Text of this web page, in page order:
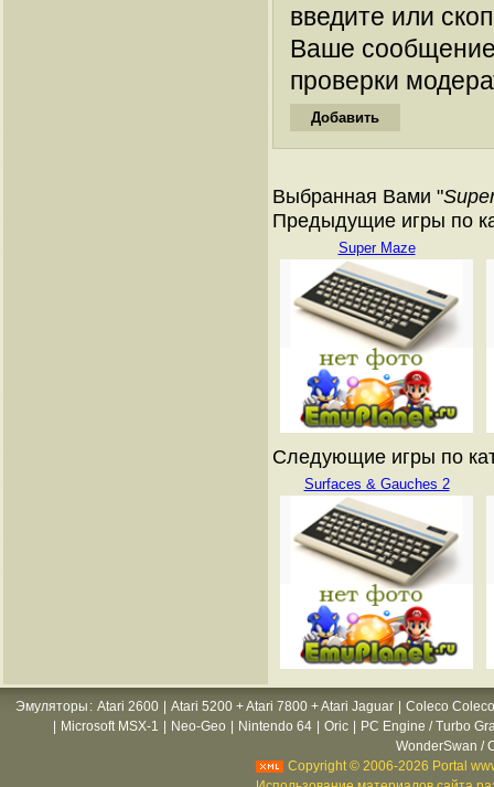
введите или
Ваше
проверки
Выбранная Вами "
Предыдущие игры по
Super Maze
Следующие игры по
Surfaces & Gauches 2
Эмуляторы : Atari 2600 Atari 5200 + Atari 7800 + Atari Jaguar
Coleco
Microsoft MSX-1 Neo-Geo Nintendo 64 Oric
PC Engine / Turbo
WonderSwan /
Copyright © 2006-2026 Portal